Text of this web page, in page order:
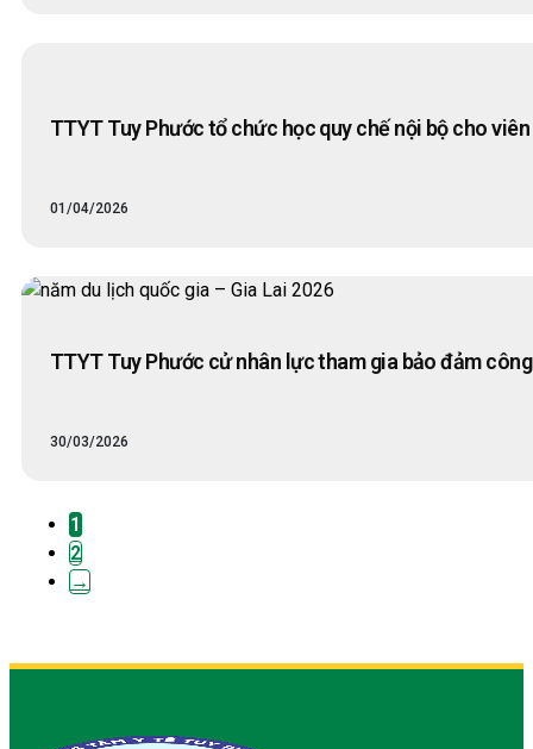
TTYT Tuy Phước tổ chức học quy chế nội bộ cho
01/04/2026
TTYT Tuy Phước cử nhân lực tham gia bảo đảm
30/03/2026
1
2
→